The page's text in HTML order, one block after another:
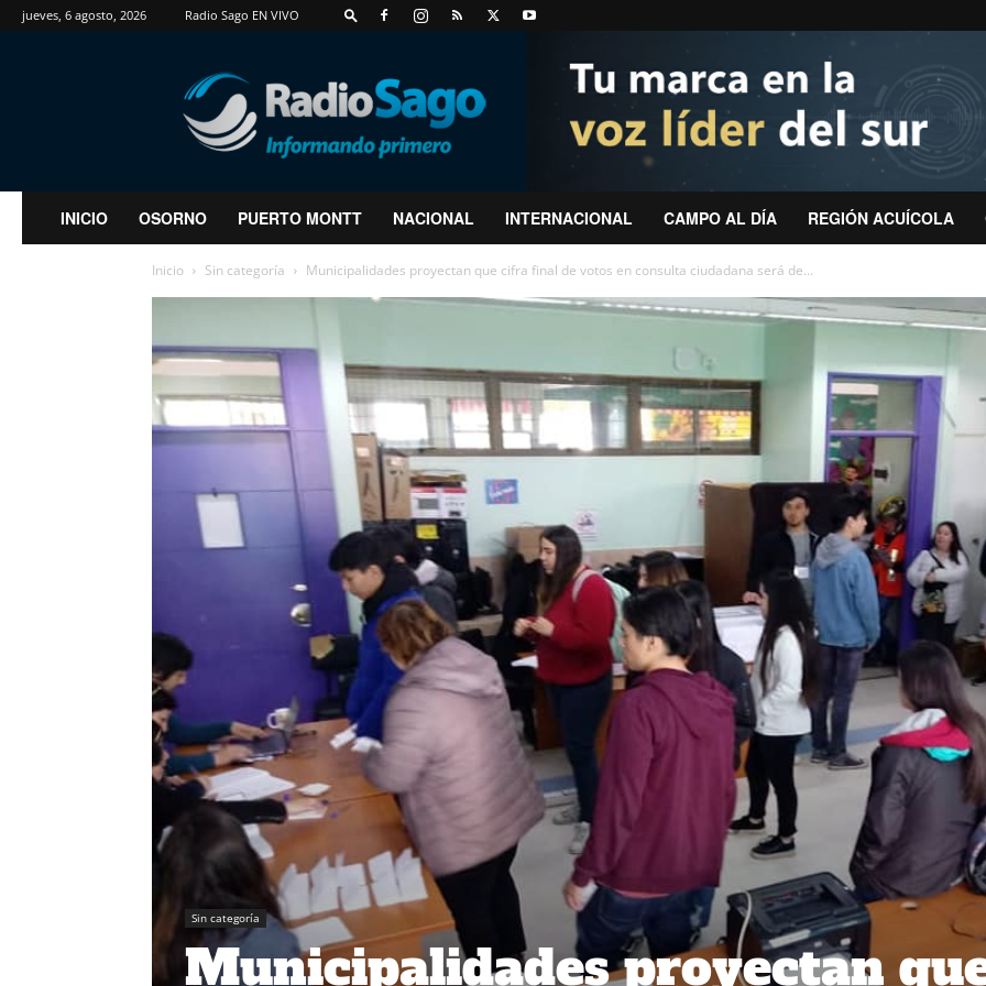
jueves, 6 agosto, 2026 Radio Sago EN VIVO
RadioSago
INICIO OSORNO PUERTO MONTT NACIONAL INTERNACIONAL CAMPO AL DÍA REGIÓN ACUÍCOLA
Inicio Sin categoría Municipalidades proyectan que cifra final de votos en consulta ciudadana será de...
Sin categoría
Municipalidades proyectan